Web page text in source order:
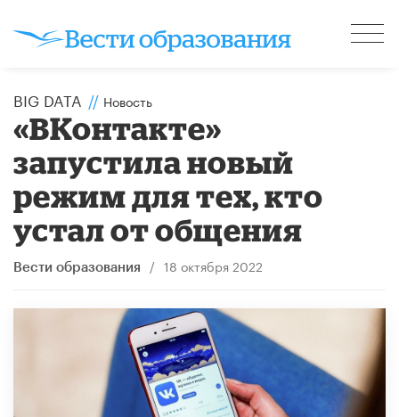
BIG DATA // Новость
«ВКонтакте»
запустила новый
режим для тех, кто
устал от общения
Вести образования / 18 октября 2022